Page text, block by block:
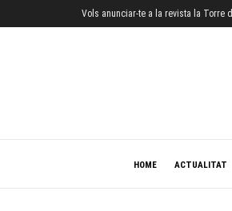
Vols anunciar-te a la revista la Torre
HOME ACTUALITAT